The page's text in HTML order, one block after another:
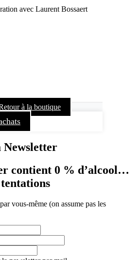
avec Laurent Bossaert
à la boutique
contient 0 % d’alcool…
vous-même (on assume pas les